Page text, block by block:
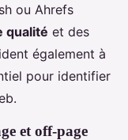
ou Ahrefs
qualité et des
également à
pour identifier
et off-page